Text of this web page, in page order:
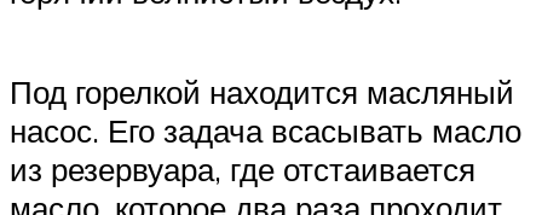
Под горелкой находится масляный
насос. Его задача всасывать масло
из резервуара, где отстаивается